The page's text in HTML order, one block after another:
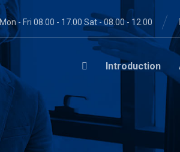
Mon - Fri 08.00 - 17.00 Sat - 08.00 - 12.00
Introduction